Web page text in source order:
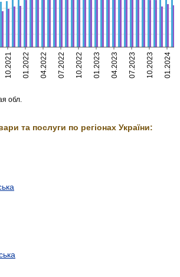
10.2021 01.2022 04.2022 07.2022 10.2022 01.2023 04.2023 07.2023 10.2023 01.2024
обл.
та послуги по регіонах України: